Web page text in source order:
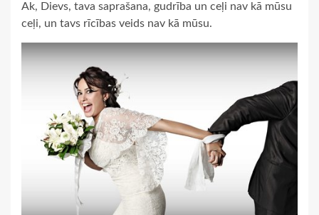
Ak, Dievs, tava saprašana, gudrība un ceļi nav kā mūsu
ceļi, un tavs rīcības veids nav kā mūsu.